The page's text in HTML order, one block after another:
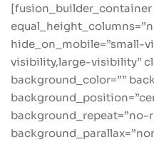
[fusion_builder_container
hide_on_mobile=”small-
visibility,large-visibility”
background_color=””
background_repeat=”no-